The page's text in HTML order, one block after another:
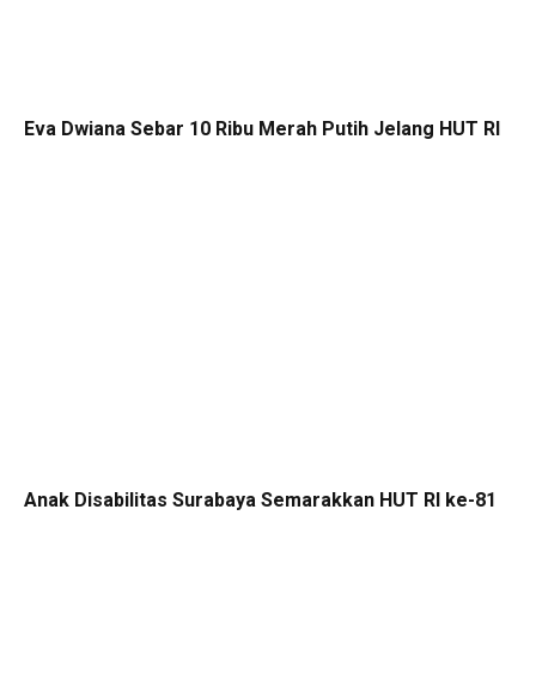
Eva Dwiana Sebar 10 Ribu Merah Putih Jelang HUT RI
Anak Disabilitas Surabaya Semarakkan HUT RI ke-81